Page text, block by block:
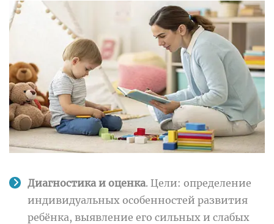
Диагностика и оценка. Цели: определение
индивидуальных особенностей развития
ребёнка, выявление его сильных и слабых